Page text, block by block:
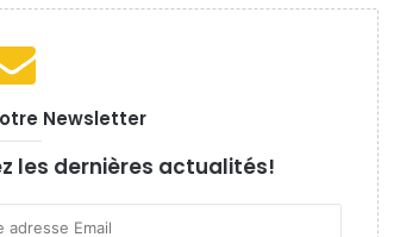
Newsletter
les dernières actualités!